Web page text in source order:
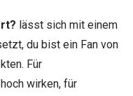
lässt sich mit einem
du bist ein Fan von
Für
wirken, für